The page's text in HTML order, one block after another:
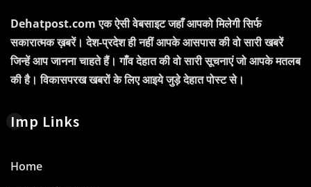
Dehatpost.com एक ऐसी वेबसाइट जहाँ आपको मिलेगी सिर्फ
सकारात्मक ख़बरें। देश-प्रदेश ही नहीं आपके आसपास की वो सारी खबरें
जिन्हें आप जानना चाहते हैं। गाँव देहात की वो सारी सूचनाएं जो आपके मतलब
की है। विकासपरख खबरों के लिए आइये जुड़े देहात पोस्ट से।
Imp Links
Home